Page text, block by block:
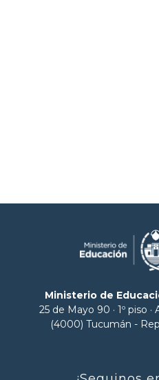
Ministerio de
25 de Mayo 90 · 1º piso
(4000) Tucumán -